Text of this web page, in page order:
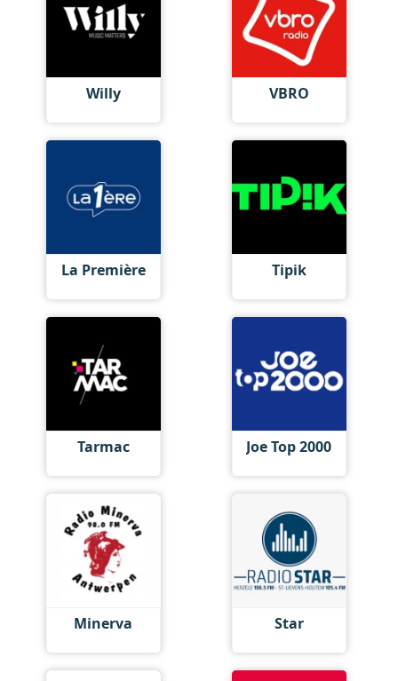
Willy VBRO
La Première Tipik
Tarmac Joe Top 2000
Minerva Star